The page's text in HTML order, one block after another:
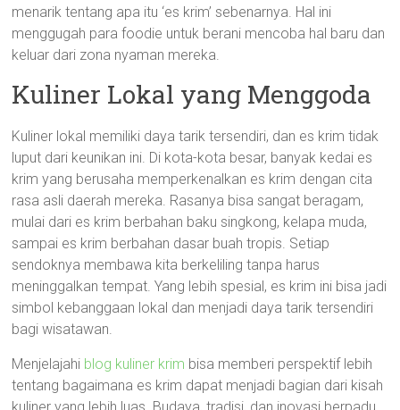
menarik tentang apa itu ‘es krim’ sebenarnya. Hal ini
menggugah para foodie untuk berani mencoba hal baru dan
keluar dari zona nyaman mereka.
Kuliner Lokal yang Menggoda
Kuliner lokal memiliki daya tarik tersendiri, dan es krim tidak
luput dari keunikan ini. Di kota-kota besar, banyak kedai es
krim yang berusaha memperkenalkan es krim dengan cita
rasa asli daerah mereka. Rasanya bisa sangat beragam,
mulai dari es krim berbahan baku singkong, kelapa muda,
sampai es krim berbahan dasar buah tropis. Setiap
sendoknya membawa kita berkeliling tanpa harus
meninggalkan tempat. Yang lebih spesial, es krim ini bisa jadi
simbol kebanggaan lokal dan menjadi daya tarik tersendiri
bagi wisatawan.
Menjelajahi blog kuliner krim bisa memberi perspektif lebih
tentang bagaimana es krim dapat menjadi bagian dari kisah